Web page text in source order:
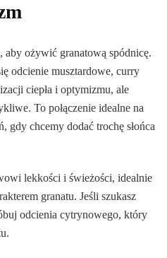
aby ożywić granatową spódnicę.
odcienie musztardowe, curry
ciepła i optymizmu, ale
To połączenie idealne na
gdy chcemy dodać trochę słońca
lekkości i świeżości, idealnie
granatu. Jeśli szukasz
odcienia cytrynowego, który